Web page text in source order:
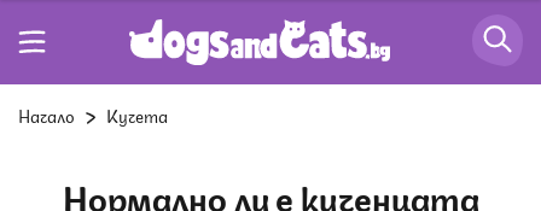
Начало Кучета
Нормално ли е кученцата